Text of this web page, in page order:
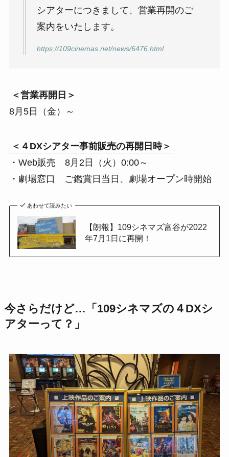
シアターにつきまして、営業再開のご
案内をいたします。
https://109cinemas.net/news/6476.html
＜営業再開日＞
8月5日（金）～
＜４DXシアター事前販売の再開日時＞
・Web販売 8月2日（火）0:00～
・劇場窓口 ご鑑賞日当日、劇場オープン時開始
あわせて読みたい
【朗報】109シネマズ富谷が2022
年7月1日に再開！
今さらだけど…「109シネマズの４DXシ
アターって？」